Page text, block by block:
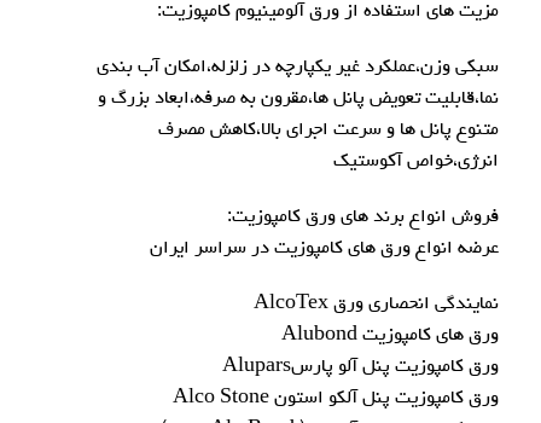
مزیت های استفاده از ورق آلومینیوم کامپوزیت:
سبکی وزن،عملکرد غیر یکپارچه در زلزله،امکان آب بندی
نما،قابلیت تعویض پانل ها،مقرون به صرفه،ابعاد بزرگ و
متنوع پانل ها و سرعت اجرای بالا،کاهش مصرف
انرژی،خواص آکوستیک
فروش انواع برند های ورق کامپوزیت:
عرضه انواع ورق های کامپوزیت در سراسر ایران
نمایندگی انحصاری ورق AlcoTex
ورق هاي کامپوزيت Alubond
ورق کامپوزيت پنل آلو پارسAlupars
ورق کامپوزيت پنل آلکو استون Alco Stone